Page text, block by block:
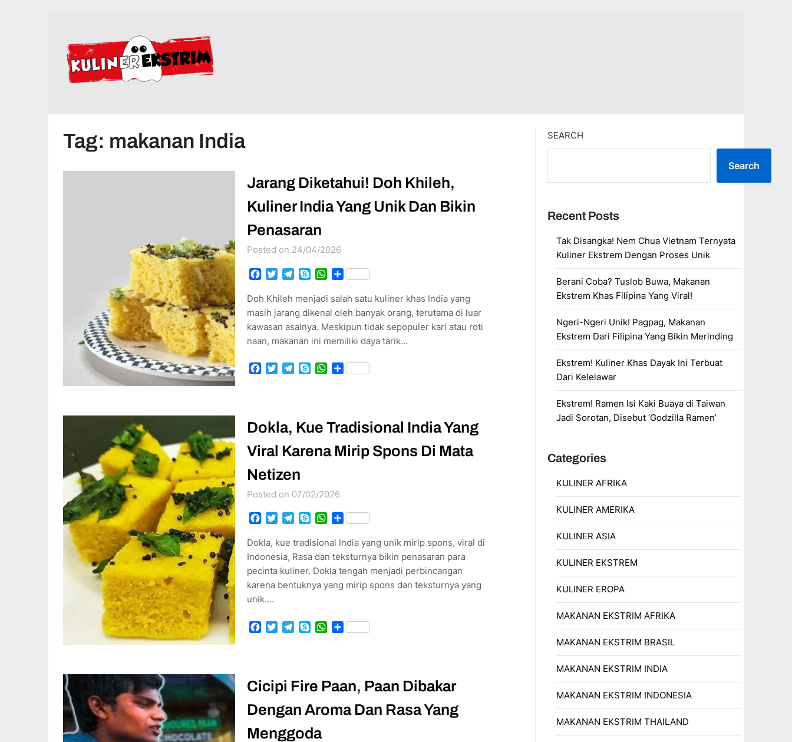
Tag: makanan India
Jarang Diketahui! Doh Khileh,
Kuliner India Yang Unik Dan Bikin
Penasaran
Posted on 24/04/2026
Facebook
TwitterTelegram
SkypeWhatsApp
Share
Doh Khileh menjadi salah satu kuliner khas India yang
masih jarang dikenal oleh banyak orang, terutama di luar
kawasan asalnya. Meskipun tidak sepopuler kari atau roti
naan, makanan ini memiliki daya tarik…
Facebook
TwitterTelegram
SkypeWhatsApp
Share
Dokla, Kue Tradisional India Yang
Viral Karena Mirip Spons Di Mata
Netizen
Posted on 07/02/2026
Facebook
TwitterTelegram
SkypeWhatsApp
Share
Dokla, kue tradisional India yang unik mirip spons, viral di
Indonesia, Rasa dan teksturnya bikin penasaran para
pecinta kuliner. Dokla tengah menjadi perbincangan
karena bentuknya yang mirip spons dan teksturnya yang
unik….
Facebook
TwitterTelegram
SkypeWhatsApp
Share
Cicipi Fire Paan, Paan Dibakar
Dengan Aroma Dan Rasa Yang
Menggoda
SEARCH
Search
Recent Posts
Tak Disangka! Nem Chua Vietnam Ternyata
Kuliner Ekstrem Dengan Proses Unik
Berani Coba? Tuslob Buwa, Makanan
Ekstrem Khas Filipina Yang Viral!
Ngeri-Ngeri Unik! Pagpag, Makanan
Ekstrem Dari Filipina Yang Bikin Merinding
Ekstrem! Kuliner Khas Dayak Ini Terbuat
Dari Kelelawar
Ekstrem! Ramen Isi Kaki Buaya di Taiwan
Jadi Sorotan, Disebut ‘Godzilla Ramen’
Categories
KULINER AFRIKA
KULINER AMERIKA
KULINER ASIA
KULINER EKSTREM
KULINER EROPA
MAKANAN EKSTRIM AFRIKA
MAKANAN EKSTRIM BRASIL
MAKANAN EKSTRIM INDIA
MAKANAN EKSTRIM INDONESIA
MAKANAN EKSTRIM THAILAND